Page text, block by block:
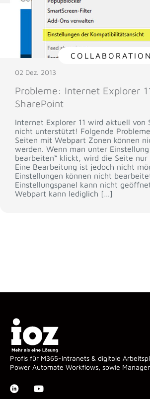
COLLABORATION
02 Dez. 2013
Probleme: Internet Explorer
SharePoint
Internet Explorer 11 wird aktuell von
nicht unterstützt! Folgende
Seiten mit Webpart Zonen können
werden. Wenn man unter
bearbeiten“ klickt, wird die Seite
Eine Bearbeitung ist jedoch nicht
Einstellungen können nicht
Einstellungspanel kann nicht
Webpart kann lediglich […]
Profis für M365-Intranets & digitale
Power Automate Workflows, sowie